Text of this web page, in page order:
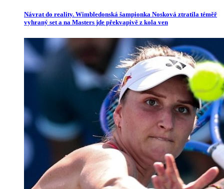
Návrat do reality. Wimbledonská šampionka Nosková ztratila téměř
vyhraný set a na Masters jde překvapivě z kola ven